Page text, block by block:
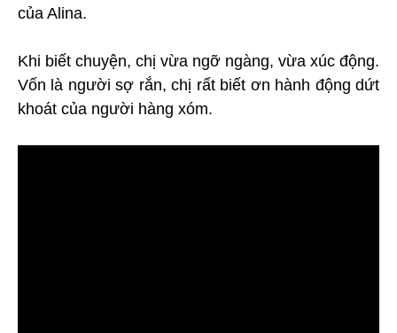
của Alina.
Khi biết chuyện, chị vừa ngỡ ngàng, vừa xúc động.
Vốn là người sợ rắn, chị rất biết ơn hành động dứt
khoát của người hàng xóm.